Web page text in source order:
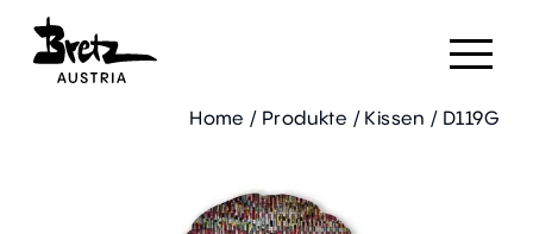
Home / Produkte / Kissen / D119G